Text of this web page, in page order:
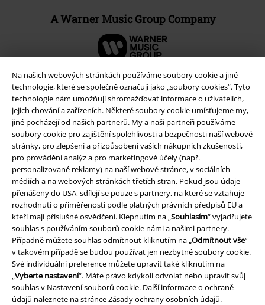
Na našich webových stránkách používáme soubory cookie a jiné
technologie, které se společně označují jako „soubory cookies“. Tyto
technologie nám umožňují shromažďovat informace o uživatelích,
jejich chování a zařízeních. Některé soubory cookie umísťujeme my,
jiné pocházejí od našich partnerů. My a naši partneři používáme
soubory cookie pro zajištění spolehlivosti a bezpečnosti naší webové
stránky, pro zlepšení a přizpůsobení vašich nákupních zkušeností,
pro provádění analýz a pro marketingové účely (např.
personalizované reklamy) na naší webové stránce, v sociálních
médiích a na webových stránkách třetích stran. Pokud jsou údaje
přenášeny do USA, sdílejí se pouze s partnery, na které se vztahuje
rozhodnutí o přiměřenosti podle platných právních předpisů EU a
kteří mají příslušné osvědčení. Klepnutím na „Souhlasím“ vyjadřujete
souhlas s používáním souborů cookie námi a našimi partnery.
Případně můžete souhlas odmítnout kliknutím na „Odmítnout vše“ -
v takovém případě se budou používat jen nezbytné soubory cookie.
Své individuální preference můžete upravit také kliknutím na
„Vyberte nastavení“. Máte právo kdykoli odvolat nebo upravit svůj
souhlas v Nastavení souborů cookie. Další informace o ochraně
údajů naleznete na stránceZásady ochrany osobních údajů.
A Warner Music Group Company
Právní informace
Podmínky
Prohlášení
Ochrana osobních údajů
Likvidace odpadu a ochrana životního prostředí